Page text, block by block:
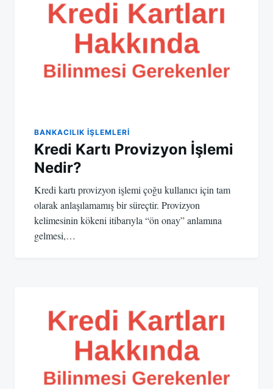
BANKACILIK IŞLEMLERI
Kredi Kartı Provizyon İşlemi
Nedir?
Kredi kartı provizyon işlemi çoğu kullanıcı için tam
olarak anlaşılamamış bir süreçtir. Provizyon
kelimesinin kökeni itibarıyla “ön onay” anlamına
gelmesi,…